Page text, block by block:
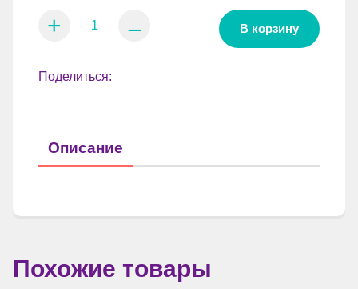
+ ⚊ В корзину
Поделиться:
Описание
Похожие товары